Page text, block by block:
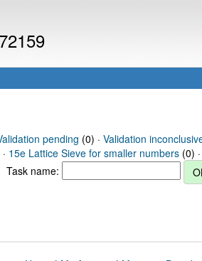
pending (0) · Validation
15e Lattice Sieve for smaller numbers (0) ·
Task name: